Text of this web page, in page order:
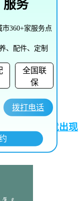
期五手表竟出现
服务
360+家服务点
、配件、定制
全国联
保
拨打电话